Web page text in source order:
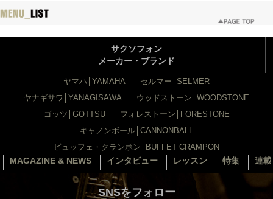
サクソフォン
メーカー・ブランド
ヤマハ│YAMAHA
セルマー│SELMER
ヤナギサワ│YANAGISAWA
ウッドストーン│WOODSTONE
ゴッツ│GOTTSU
フォレストーン│FORESTONE
キャノンボール│CANNONBALL
ビュッフェ・クランポン│BUFFET CRAMPON
MAGAZINE & NEWS インタビュー レッスン 特集 連
SNSをフォロー